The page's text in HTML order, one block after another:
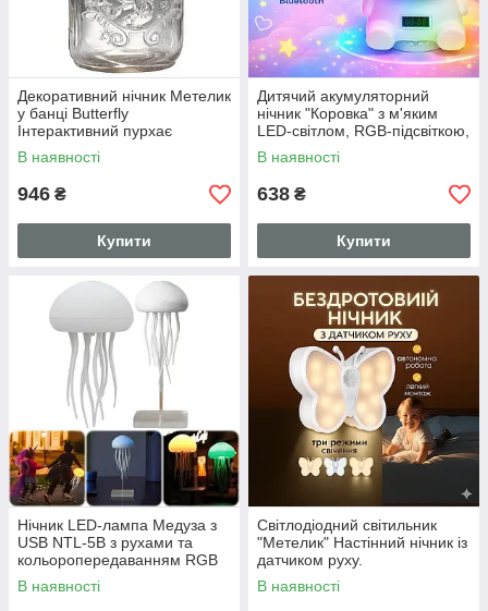
Декоративний нічник Метелик
у банці Butterfly
Інтерактивний пурхає
метелик у банці з підсвіткою
В наявності
946 ₴
Купити
Дитячий акумуляторний
нічник "Коровка" з м'яким
LED-світлом, RGB-підсвіткою,
вбудованою Bluetooth-
колонкою й електронним
В наявності
638 ₴
Купити
Нічник LED-лампа Медуза з
USB NTL-5B з рухами та
кольоропередаванням RGB
Білий
В наявності
Світлодіодний світильник
"Метелик" Настінний нічник із
датчиком руху.
В наявності